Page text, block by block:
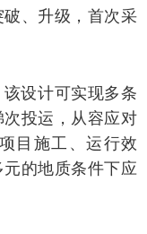
、升级，首次采
设计可实现多条
投运，从容应对
目施工、运行效
的地质条件下应